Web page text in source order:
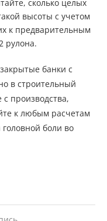
сколько целых
высоты с учетом
к предварительным
рулона.
банки с
в строительный
производства,
к любым расчетам
боли во